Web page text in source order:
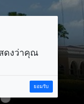
ดงว่าคุณ
ยอมรับ